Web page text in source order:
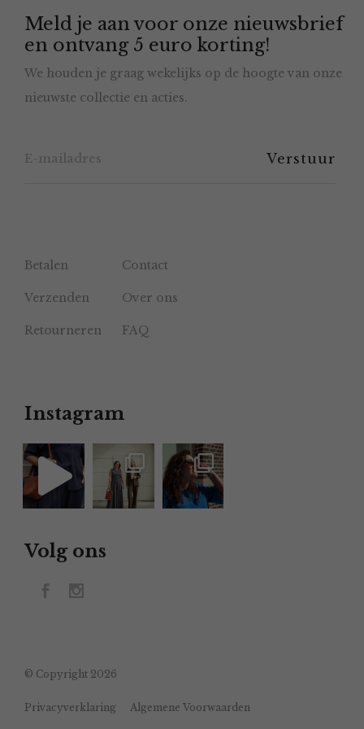
kan
gekozen
worden
op
productpagina
Meld je aan voor onze nieuwsbrief
en ontvang 5 euro korting!
We houden je graag wekelijks op de hoogte van onze
nieuwste collectie en acties.
Betalen Contact
Verzenden Over ons
Retourneren FAQ
Instagram
Volg ons
© Copyright 2026
Privacyverklaring Algemene Voorwaarden